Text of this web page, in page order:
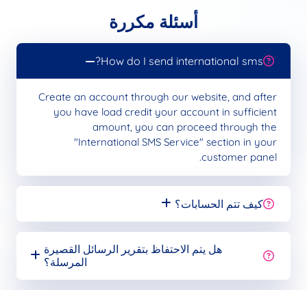
أسئلة مكررة
How do I send international sms?
Create an account through our website, and after
you have load credit your account in sufficient
amount, you can proceed through the
"International SMS Service" section in your
customer panel.
كيف تتم الحسابات؟
هل يتم الاحتفاظ بتقرير الرسائل القصيرة
المرسلة؟